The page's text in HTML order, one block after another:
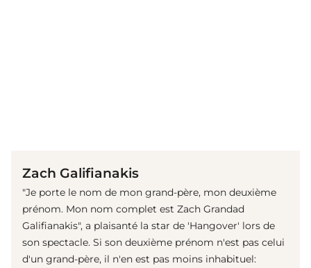
Zach Galifianakis
"Je porte le nom de mon grand-père, mon deuxième
prénom. Mon nom complet est Zach Grandad
Galifianakis", a plaisanté la star de 'Hangover' lors de
son spectacle. Si son deuxième prénom n'est pas celui
d'un grand-père, il n'en est pas moins inhabituel: